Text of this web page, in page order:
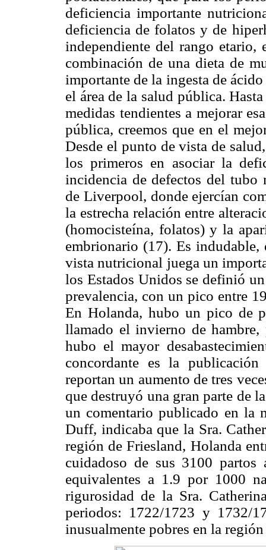
deficiencia importante
deficiencia de folatos y de
independiente del rango
combinación de una dieta de
importante de la ingesta de
el área de la salud pública.
medidas tendientes a mejorar
pública, creemos que en el
Desde el punto de vista de
los primeros en asociar la
incidencia de defectos del tubo
de Liverpool, donde ejercían
la estrecha relación entre
(homocisteína, folatos) y la
embrionario (17). Es
vista nutricional juega un
los Estados Unidos se definió
prevalencia, con un pico entre
En Holanda, hubo un pico de
llamado el invierno de
hubo el mayor
concordante es la
reportan un aumento de tres
que destruyó una gran parte de
un comentario publicado en la
Duff, indicaba que la Sra.
región de Friesland, Holanda
cuidadoso de sus 3100 partos
equivalentes a 1.9 por 1000
rigurosidad de la Sra.
periodos: 1722/1723 y 1732/
inusualmente pobres en la